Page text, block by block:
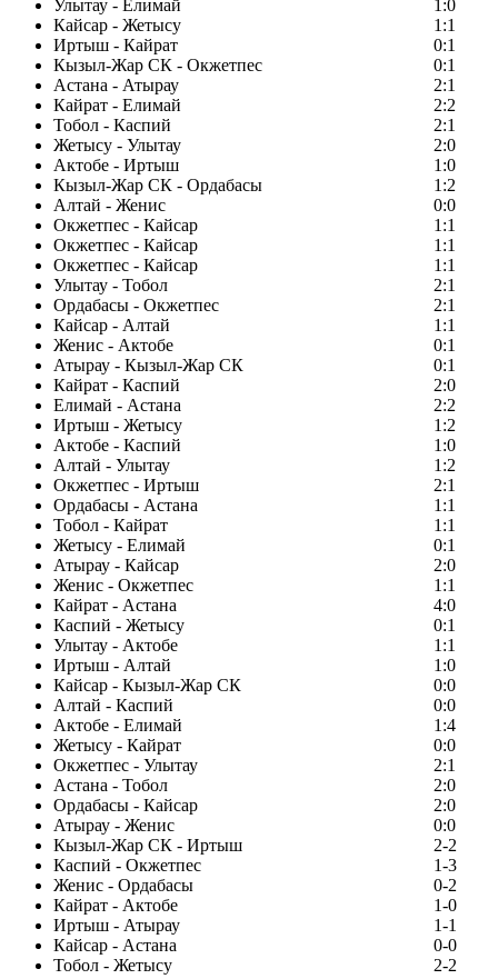
Улытау - Елимай
1:0
Кайсар - Жетысу
1:1
Иртыш - Кайрат
0:1
Кызыл-Жар СК - Окжетпес
0:1
Астана - Атырау
2:1
Кайрат - Елимай
2:2
Тобол - Каспий
2:1
Жетысу - Улытау
2:0
Актобе - Иртыш
1:0
Кызыл-Жар СК - Ордабасы
1:2
Алтай - Женис
0:0
Окжетпес - Кайсар
1:1
Окжетпес - Кайсар
1:1
Окжетпес - Кайсар
1:1
Улытау - Тобол
2:1
Ордабасы - Окжетпес
2:1
Кайсар - Алтай
1:1
Женис - Актобе
0:1
Атырау - Кызыл-Жар СК
0:1
Кайрат - Каспий
2:0
Елимай - Астана
2:2
Иртыш - Жетысу
1:2
Актобе - Каспий
1:0
Алтай - Улытау
1:2
Окжетпес - Иртыш
2:1
Ордабасы - Астана
1:1
Тобол - Кайрат
1:1
Жетысу - Елимай
0:1
Атырау - Кайсар
2:0
Женис - Окжетпес
1:1
Кайрат - Астана
4:0
Каспий - Жетысу
0:1
Улытау - Актобе
1:1
Иртыш - Алтай
1:0
Кайсар - Кызыл-Жар СК
0:0
Алтай - Каспий
0:0
Актобе - Елимай
1:4
Жетысу - Кайрат
0:0
Окжетпес - Улытау
2:1
Астана - Тобол
2:0
Ордабасы - Кайсар
2:0
Атырау - Женис
0:0
Кызыл-Жар СК - Иртыш
2-2
Каспий - Окжетпес
1-3
Женис - Ордабасы
0-2
Кайрат - Актобе
1-0
Иртыш - Атырау
1-1
Кайсар - Астана
0-0
Тобол - Жетысу
2-2